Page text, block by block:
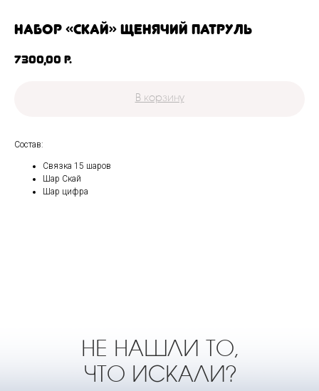
Набор «Скай» щенячий патруль
7300,00 р.
В корзину
Состав:
Связка 15 шаров
Шар Скай
Шар цифра
НЕ НАШЛИ ТО,
ЧТО ИСКАЛИ?